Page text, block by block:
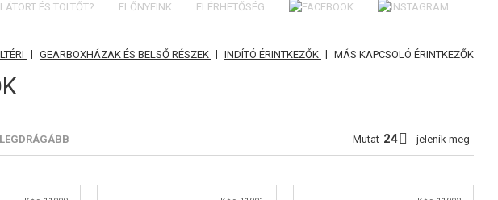
ÉS TÖLTŐT? ELŐNYEINK ELÉRHETŐSÉG
| GEARBOXHÁZAK ÉS BELSŐ RÉSZEK | INDÍTÓ ÉRINTKEZŐK | MÁS KAPCSOLÓ ÉRINTKEZŐK
Mutat jelenik meg
LEGDRÁGÁBB